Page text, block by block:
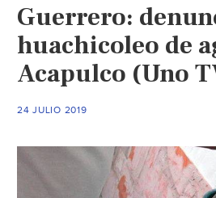
Guerrero:
huachicoleo de
Acapulco (Uno
24 JULIO 2019